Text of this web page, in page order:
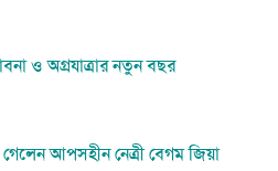
ও অগ্রযাত্রার নতুন বছর
আপসহীন নেত্রী বেগম জিয়া